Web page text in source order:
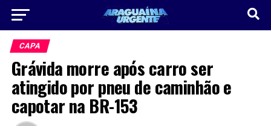
CAPA
Grávida morre após carro ser
atingido por pneu de caminhão e
capotar na BR-153